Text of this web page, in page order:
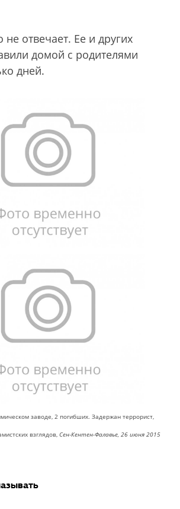
не отвечает. Ее и других
домой с родителями
дней.
заводе, 2 погибших. Задержан террорист,
взглядов, Сен-Кентен-Фалавье, 26 июня 2015